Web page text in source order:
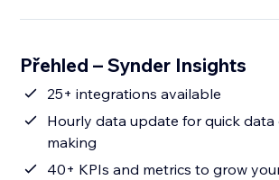
Přehled – Synder Insights
25+ integrations available
Hourly data update for quick data
making
40+ KPIs and metrics to grow